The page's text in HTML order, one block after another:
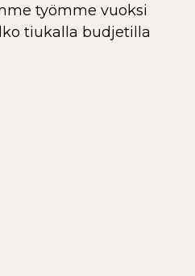
työmme vuoksi
tiukalla budjetilla